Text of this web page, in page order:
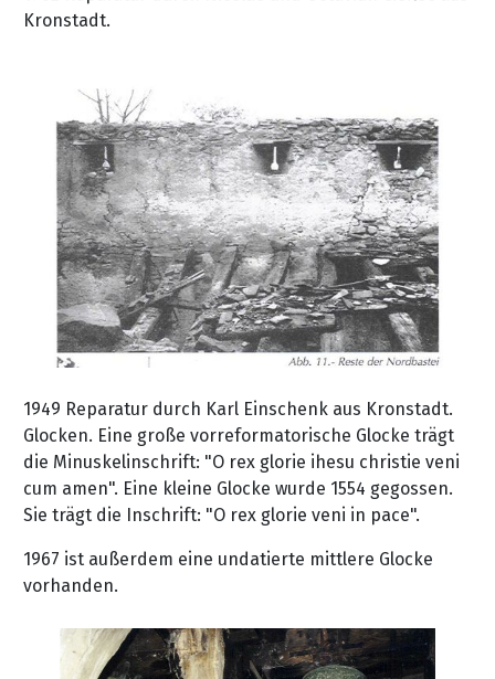
Kronstadt.
1949 Reparatur durch Karl Einschenk aus Kronstadt.
Glocken. Eine große vorreformatorische Glocke trägt
die Minuskelinschrift: "O rex glorie ihesu christie veni
cum amen". Eine kleine Glocke wurde 1554 gegossen.
Sie trägt die Inschrift: "O rex glorie veni in pace".
1967 ist außerdem eine undatierte mittlere Glocke
vorhanden.